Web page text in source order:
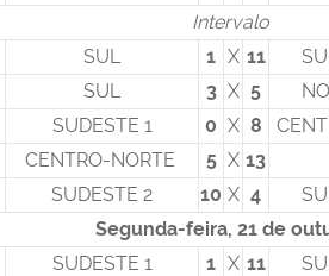
Intervalo
SUL 1 X 11
SUL 3 X 5
SUDESTE 1 0 X 8
CENTRO-NORTE 5 X 13
SUDESTE 2 10 X 4
Segunda-feira, 21 de
SUDESTE 1 1 X 11